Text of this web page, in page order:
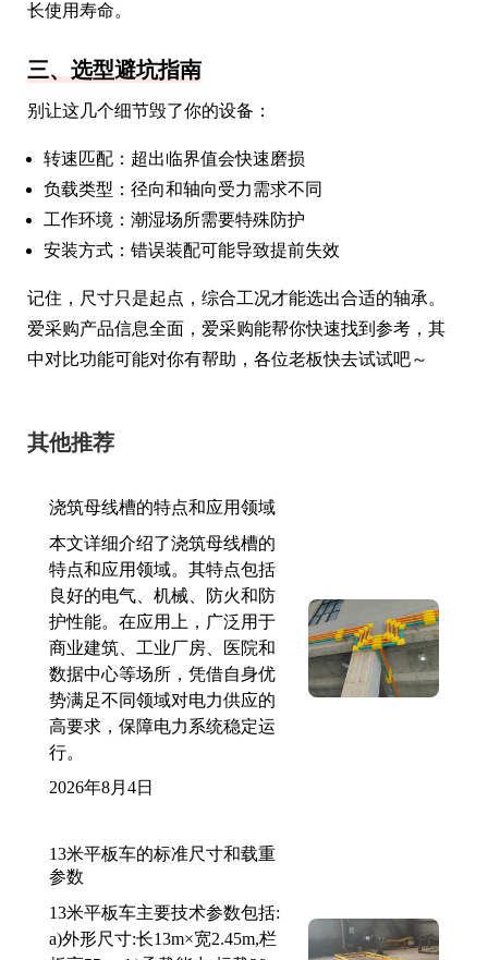
长使用寿命。
三、选型避坑指南
别让这几个细节毁了你的设备：
转速匹配：超出临界值会快速磨损
负载类型：径向和轴向受力需求不同
工作环境：潮湿场所需要特殊防护
安装方式：错误装配可能导致提前失效
记住，尺寸只是起点，综合工况才能选出合适的轴承。
爱采购产品信息全面，爱采购能帮你快速找到参考，其
中对比功能可能对你有帮助，各位老板快去试试吧～
其他推荐
浇筑母线槽的特点和应用领域
本文详细介绍了浇筑母线槽的
特点和应用领域。其特点包括
良好的电气、机械、防火和防
护性能。在应用上，广泛用于
商业建筑、工业厂房、医院和
数据中心等场所，凭借自身优
势满足不同领域对电力供应的
高要求，保障电力系统稳定运
行。
2026年8月4日
13米平板车的标准尺寸和载重
参数
13米平板车主要技术参数包括:
a)外形尺寸:长13m×宽2.45m,栏